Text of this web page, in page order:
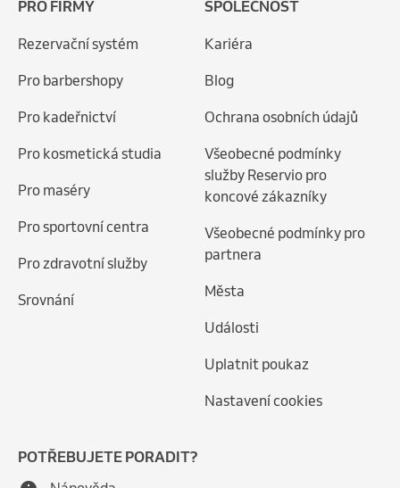
PRO FIRMY
Rezervační systém
Pro barbershopy
Pro kadeřnictví
Pro kosmetická studia
Pro maséry
Pro sportovní centra
Pro zdravotní služby
Srovnání
SPOLEČNOST
Kariéra
Blog
Ochrana osobních údajů
Všeobecné podmínky
služby Reservio pro
koncové zákazníky
Všeobecné podmínky pro
partnera
Města
Události
Uplatnit poukaz
Nastavení cookies
POTŘEBUJETE PORADIT?